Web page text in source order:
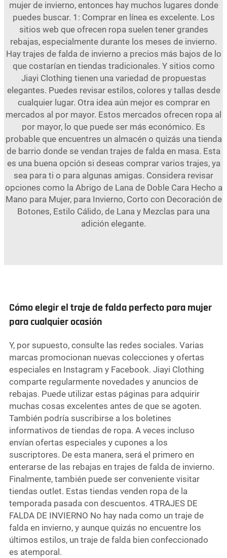
mujer de invierno, entonces hay muchos lugares donde
puedes buscar. 1: Comprar en línea es excelente. Los
sitios web que ofrecen ropa suelen tener grandes
rebajas, especialmente durante los meses de invierno.
Hay trajes de falda de invierno a precios más bajos de lo
que costarían en tiendas tradicionales. Y sitios como
Jiayi Clothing tienen una variedad de propuestas
elegantes. Puedes revisar estilos, colores y tallas desde
cualquier lugar. Otra idea aún mejor es comprar en
mercados al por mayor. Estos mercados ofrecen ropa al
por mayor, lo que puede ser más económico. Es
probable que encuentres un almacén o quizás una tienda
de barrio donde se vendan trajes de falda en masa. Esta
es una buena opción si deseas comprar varios trajes, ya
sea para ti o para algunas amigas. Considera revisar
opciones como la Abrigo de Lana de Doble Cara Hecho a
Mano para Mujer, para Invierno, Corto con Decoración de
Botones, Estilo Cálido, de Lana y Mezclas para una
adición elegante.
Cómo elegir el traje de falda perfecto para mujer
para cualquier ocasión
Y, por supuesto, consulte las redes sociales. Varias
marcas promocionan nuevas colecciones y ofertas
especiales en Instagram y Facebook. Jiayi Clothing
comparte regularmente novedades y anuncios de
rebajas. Puede utilizar estas páginas para adquirir
muchas cosas excelentes antes de que se agoten.
También podría suscribirse a los boletines
informativos de tiendas de ropa. A veces incluso
envían ofertas especiales y cupones a los
suscriptores. De esta manera, será el primero en
enterarse de las rebajas en trajes de falda de invierno.
Finalmente, también puede ser conveniente visitar
tiendas outlet. Estas tiendas venden ropa de la
temporada pasada con descuentos. 4TRAJES DE
FALDA DE INVIERNO No hay nada como un traje de
falda en invierno, y aunque quizás no encuentre los
últimos estilos, un traje de falda bien confeccionado
es atemporal.